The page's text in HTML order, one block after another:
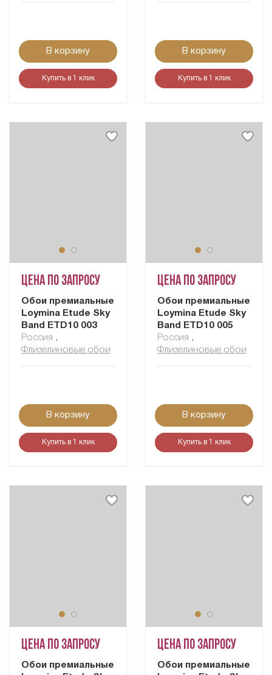
В корзину
Купить в 1 клик
В корзину
Купить в 1 клик
Цена по запросу
Обои премиальные
Loymina Etude Sky
Band ETD10 003
Россия ,
Флизелиновые обои
В корзину
Купить в 1 клик
Цена по запросу
Обои премиальные
Loymina Etude Sky
Band ETD10 005
Россия ,
Флизелиновые обои
В корзину
Купить в 1 клик
Цена по запросу
Обои премиальные
Цена по запросу
Обои премиальные